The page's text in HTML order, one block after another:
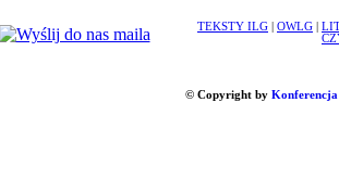
TEKSTY ILG OWLG
© Copyright by Konferencja